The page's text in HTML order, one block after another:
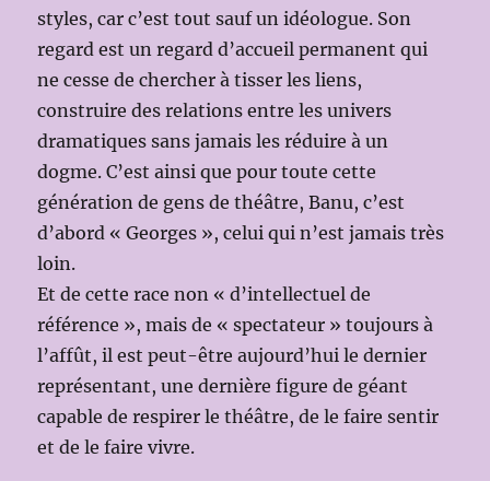
styles, car c’est tout sauf un idéologue. Son
regard est un regard d’accueil permanent qui
ne cesse de chercher à tisser les liens,
construire des relations entre les univers
dramatiques sans jamais les réduire à un
dogme. C’est ainsi que pour toute cette
génération de gens de théâtre, Banu, c’est
d’abord « Georges », celui qui n’est jamais très
loin.
Et de cette race non « d’intellectuel de
référence », mais de « spectateur » toujours à
l’affût, il est peut-être aujourd’hui le dernier
représentant, une dernière figure de géant
capable de respirer le théâtre, de le faire sentir
et de le faire vivre.